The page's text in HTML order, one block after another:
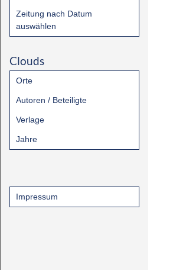
Zeitung nach Datum
auswählen
Clouds
Orte
Autoren / Beteiligte
Verlage
Jahre
Impressum